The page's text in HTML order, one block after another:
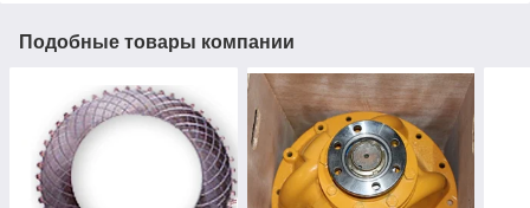
Подобные товары компании